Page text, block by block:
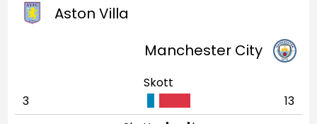
Aston Villa
Manchester City
Skott
3
13